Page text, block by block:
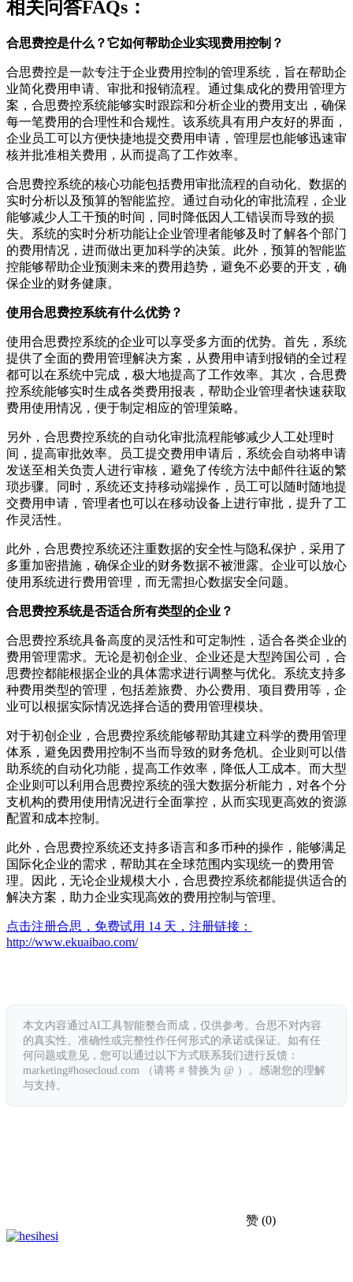
相关问答FAQs：
合思费控是什么？它如何帮助企业实现费用控制？
合思费控是一款专注于企业费用控制的管理系统，旨在帮助企
业简化费用申请、审批和报销流程。通过集成化的费用管理方
案，合思费控系统能够实时跟踪和分析企业的费用支出，确保
每一笔费用的合理性和合规性。该系统具有用户友好的界面，
企业员工可以方便快捷地提交费用申请，管理层也能够迅速审
核并批准相关费用，从而提高了工作效率。
合思费控系统的核心功能包括费用审批流程的自动化、数据的
实时分析以及预算的智能监控。通过自动化的审批流程，企业
能够减少人工干预的时间，同时降低因人工错误而导致的损
失。系统的实时分析功能让企业管理者能够及时了解各个部门
的费用情况，进而做出更加科学的决策。此外，预算的智能监
控能够帮助企业预测未来的费用趋势，避免不必要的开支，确
保企业的财务健康。
使用合思费控系统有什么优势？
使用合思费控系统的企业可以享受多方面的优势。首先，系统
提供了全面的费用管理解决方案，从费用申请到报销的全过程
都可以在系统中完成，极大地提高了工作效率。其次，合思费
控系统能够实时生成各类费用报表，帮助企业管理者快速获取
费用使用情况，便于制定相应的管理策略。
另外，合思费控系统的自动化审批流程能够减少人工处理时
间，提高审批效率。员工提交费用申请后，系统会自动将申请
发送至相关负责人进行审核，避免了传统方法中邮件往返的繁
琐步骤。同时，系统还支持移动端操作，员工可以随时随地提
交费用申请，管理者也可以在移动设备上进行审批，提升了工
作灵活性。
此外，合思费控系统还注重数据的安全性与隐私保护，采用了
多重加密措施，确保企业的财务数据不被泄露。企业可以放心
使用系统进行费用管理，而无需担心数据安全问题。
合思费控系统是否适合所有类型的企业？
合思费控系统具备高度的灵活性和可定制性，适合各类企业的
费用管理需求。无论是初创企业、企业还是大型跨国公司，合
思费控都能根据企业的具体需求进行调整与优化。系统支持多
种费用类型的管理，包括差旅费、办公费用、项目费用等，企
业可以根据实际情况选择合适的费用管理模块。
对于初创企业，合思费控系统能够帮助其建立科学的费用管理
体系，避免因费用控制不当而导致的财务危机。企业则可以借
助系统的自动化功能，提高工作效率，降低人工成本。而大型
企业则可以利用合思费控系统的强大数据分析能力，对各个分
支机构的费用使用情况进行全面掌控，从而实现更高效的资源
配置和成本控制。
此外，合思费控系统还支持多语言和多币种的操作，能够满足
国际化企业的需求，帮助其在全球范围内实现统一的费用管
理。因此，无论企业规模大小，合思费控系统都能提供适合的
解决方案，助力企业实现高效的费用控制与管理。
点击注册合思，免费试用 14 天，注册链接：
http://www.ekuaibao.com/
本文内容通过AI工具智能整合而成，仅供参考。合思不对内容
的真实性、准确性或完整性作任何形式的承诺或保证。如有任
何问题或意见，您可以通过以下方式联系我们进行反馈：
marketing#hosecloud.com （请将 # 替换为 @ ）。感谢您的理解
与支持。
赞 (0)
hesi